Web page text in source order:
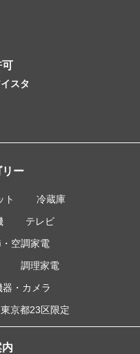
可
スタ
ー
ト
冷蔵庫
テレビ
空調家電
調理家電
器・カメラ
東京都23区限定